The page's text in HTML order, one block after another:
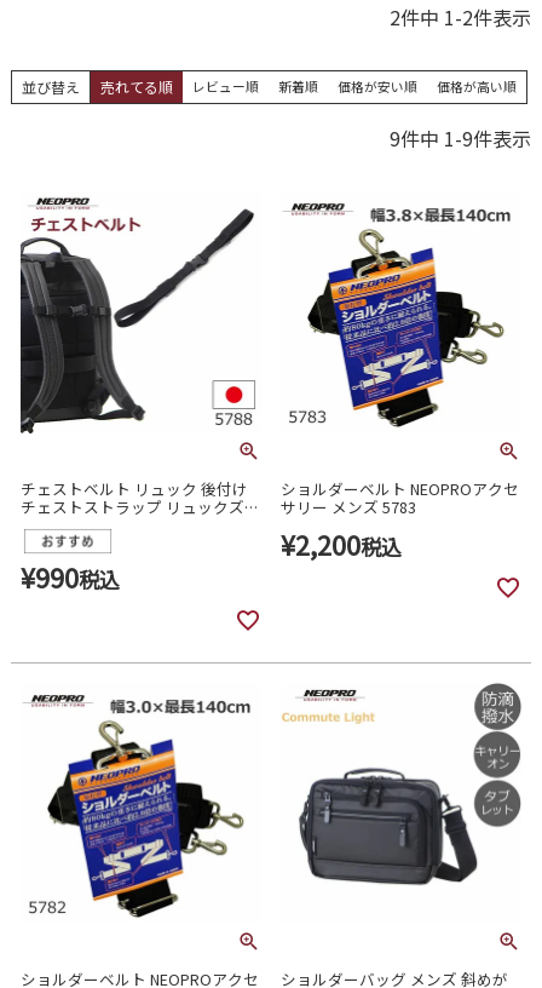
2件中 1-2件表示
並び替え 売れてる順 レビュー順 新着順 価格が安い順 価格が高い順
9件中 1-9件表示
チェストベルト リュック 後付け
チェストストラップ リュックズレ
落ち防止 通勤 自転車 ネオプロ 日
本製 5788
¥990税込
ショルダーベルト NEOPROアクセ
サリー メンズ 5783
¥2,200税込
ショルダーベルト NEOPROアクセ ショルダーバッグ メンズ 斜めが